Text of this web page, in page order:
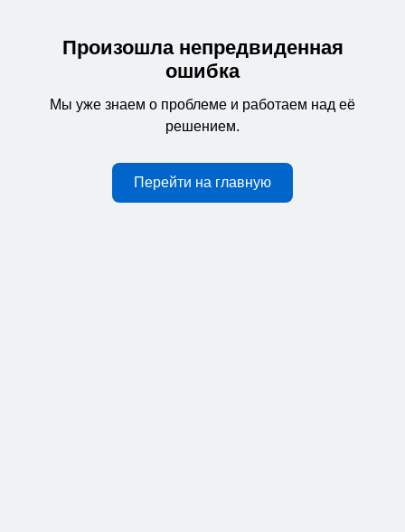
Произошла непредвиденная
ошибка
Мы уже знаем о проблеме и работаем над её
решением.
Перейти на главную